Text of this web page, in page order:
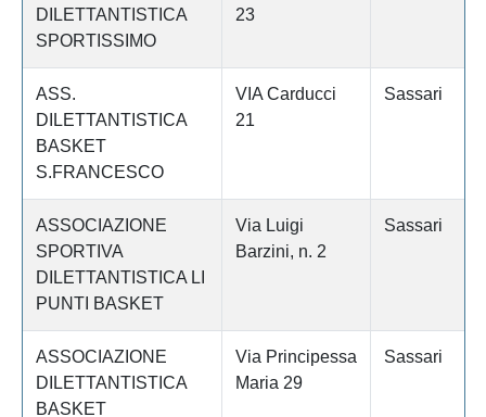
DILETTANTISTICA
SPORTISSIMO
23
ASS.
DILETTANTISTICA
BASKET
S.FRANCESCO
VIA Carducci
21
Sassari
ASSOCIAZIONE
SPORTIVA
DILETTANTISTICA LI
PUNTI BASKET
Via Luigi
Barzini, n. 2
Sassari
ASSOCIAZIONE
DILETTANTISTICA
BASKET
Via Principessa
Maria 29
Sassari